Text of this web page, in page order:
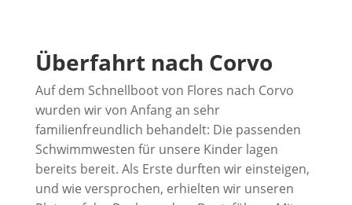
Überfahrt nach Corvo
Auf dem Schnellboot von Flores nach Corvo
wurden wir von Anfang an sehr
familienfreundlich behandelt: Die passenden
Schwimmwesten für unsere Kinder lagen
bereits bereit. Als Erste durften wir einsteigen,
und wie versprochen, erhielten wir unseren